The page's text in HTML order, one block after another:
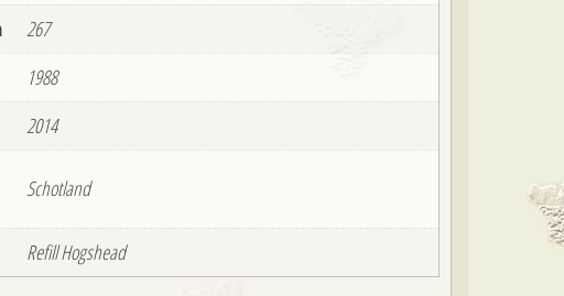
267
1988
2014
Schotland
Refill Hogshead